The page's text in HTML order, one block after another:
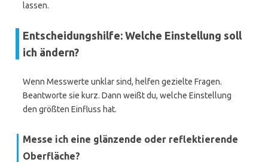
lassen.
Entscheidungshilfe: Welche Einstellung soll
ich ändern?
Wenn Messwerte unklar sind, helfen gezielte Fragen.
Beantworte sie kurz. Dann weißt du, welche Einstellung
den größten Einfluss hat.
Messe ich eine glänzende oder reflektierende
Oberfläche?